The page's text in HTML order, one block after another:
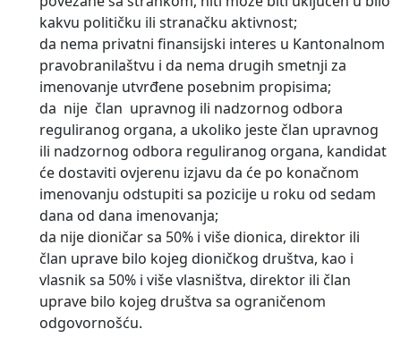
kakvu političku ili stranačku aktivnost;
da nema privatni finansijski interes u Kantonalnom
pravobranilaštvu i da nema drugih smetnji za
imenovanje utvrđene posebnim propisima;
da nije član upravnog ili nadzornog odbora
reguliranog organa, a ukoliko jeste član upravnog
ili nadzornog odbora reguliranog organa, kandidat
će dostaviti ovjerenu izjavu da će po konačnom
imenovanju odstupiti sa pozicije u roku od sedam
dana od dana imenovanja;
da nije dioničar sa 50% i više dionica, direktor ili
član uprave bilo kojeg dioničkog društva, kao i
vlasnik sa 50% i više vlasništva, direktor ili član
uprave bilo kojeg društva sa ograničenom
odgovornošću.